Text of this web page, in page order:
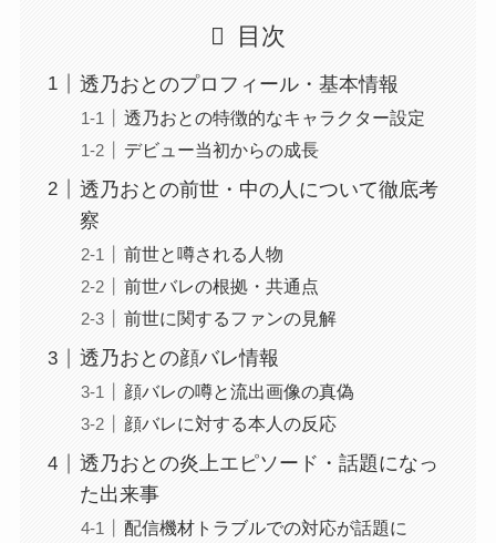
目次
透乃おとのプロフィール・基本情報
透乃おとの特徴的なキャラクター設定
デビュー当初からの成長
透乃おとの前世・中の人について徹底考
察
前世と噂される人物
前世バレの根拠・共通点
前世に関するファンの見解
透乃おとの顔バレ情報
顔バレの噂と流出画像の真偽
顔バレに対する本人の反応
透乃おとの炎上エピソード・話題になっ
た出来事
配信機材トラブルでの対応が話題に